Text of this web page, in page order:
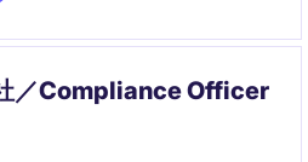
／Compliance Officer